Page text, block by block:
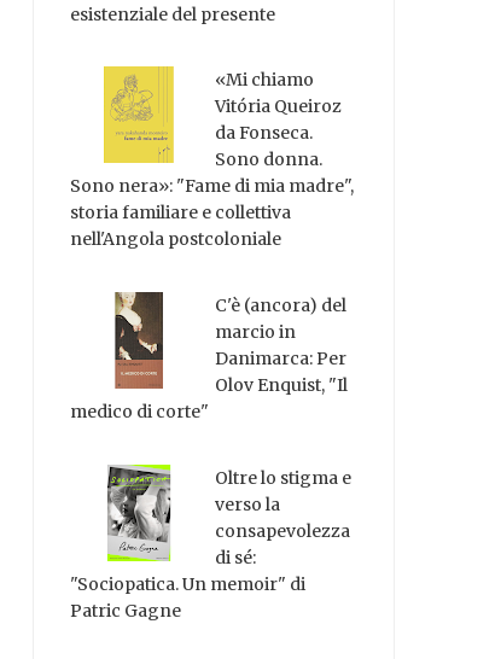
esistenziale del presente
«Mi chiamo
Vitória Queiroz
da Fonseca.
Sono donna.
Sono nera»: "Fame di mia madre",
storia familiare e collettiva
nell'Angola postcoloniale
C'è (ancora) del
marcio in
Danimarca: Per
Olov Enquist, "Il
medico di corte"
Oltre lo stigma e
verso la
consapevolezza
di sé:
"Sociopatica. Un memoir" di
Patric Gagne